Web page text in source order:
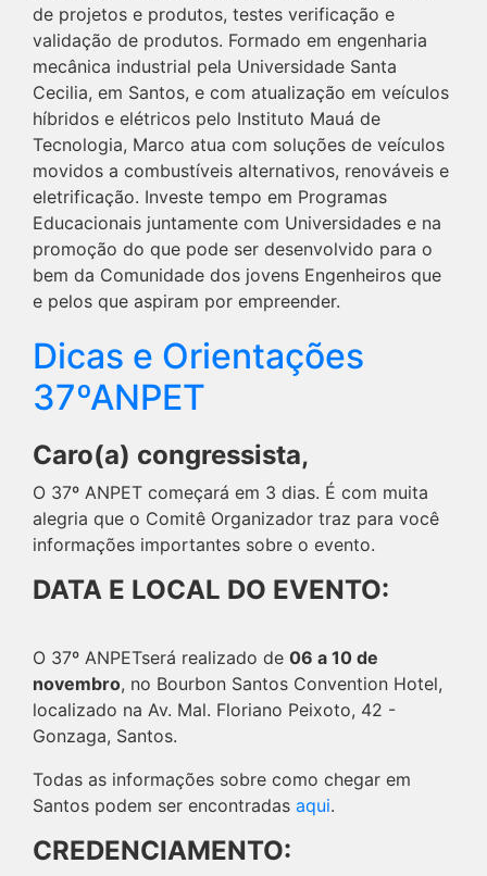
de projetos e produtos, testes verificação e
validação de produtos. Formado em engenharia
mecânica industrial pela Universidade Santa
Cecilia, em Santos, e com atualização em veículos
híbridos e elétricos pelo Instituto Mauá de
Tecnologia, Marco atua com soluções de veículos
movidos a combustíveis alternativos, renováveis e
eletrificação. Investe tempo em Programas
Educacionais juntamente com Universidades e na
promoção do que pode ser desenvolvido para o
bem da Comunidade dos jovens Engenheiros que
e pelos que aspiram por empreender.
Dicas e Orientações
37ºANPET
Caro(a) congressista,
O 37º ANPET começará em 3 dias. É com muita
alegria que o Comitê Organizador traz para você
informações importantes sobre o evento.
DATA E LOCAL DO EVENTO:
O 37º ANPETserá realizado de 06 a 10 de
novembro, no Bourbon Santos Convention Hotel,
localizado na Av. Mal. Floriano Peixoto, 42 -
Gonzaga, Santos.
Todas as informações sobre como chegar em
Santos podem ser encontradas aqui.
CREDENCIAMENTO: